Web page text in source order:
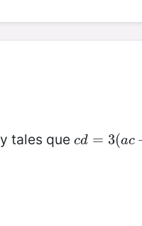
tales quecd = 3(ac
cd =3 (ac+